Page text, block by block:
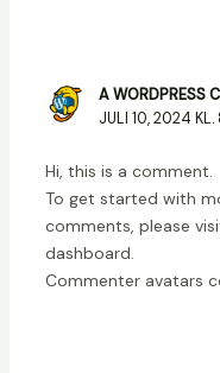
A WORDPRESS
JULI 10, 2024 KL.
Hi, this is a comment.
To get started with
comments, please
dashboard.
Commenter avatars